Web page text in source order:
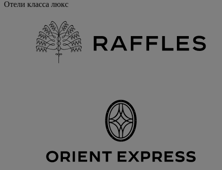
Отели класса люкс